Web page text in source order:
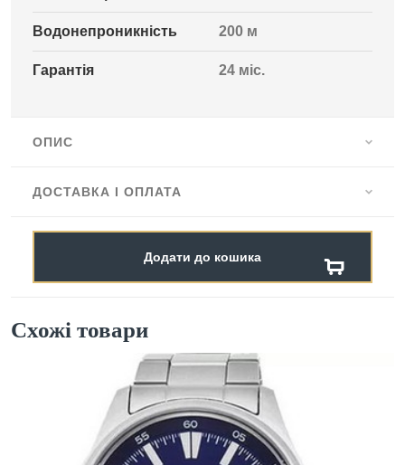
Водонепроникність 200 м
Гарантія 24 міс.
ОПИС
ДОСТАВКА І ОПЛАТА
Додати до кошика
Схожі товари